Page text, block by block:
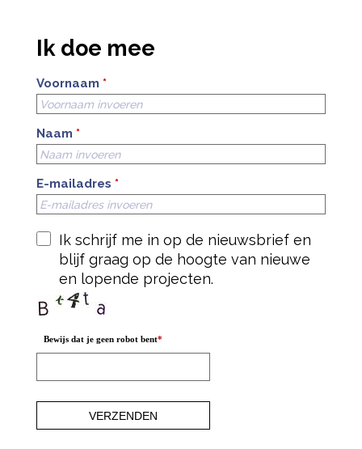
Ik doe mee
Voornaam *
Naam *
E-mailadres *
Ik schrijf me in op de nieuwsbrief en
blijf graag op de hoogte van nieuwe
en lopende projecten.
Bewijs dat je geen robot bent*